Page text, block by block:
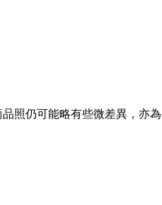
照仍可能略有些微差異，亦